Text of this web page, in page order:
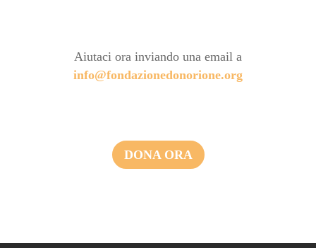
Aiutaci ora inviando una email a
info@fondazionedonorione.org
DONA ORA